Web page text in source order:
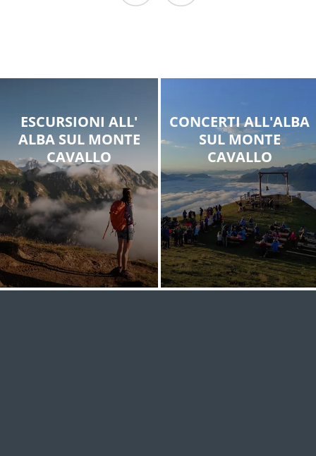
ESCURSIONI ALL'
ALBA SUL MONTE
CAVALLO
CONCERTI ALL'ALBA
SUL MONTE
CAVALLO